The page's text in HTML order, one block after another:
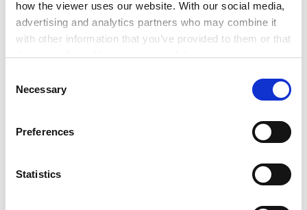
how the viewer uses our website. With our social media,
advertising and analytics partners who may combine it
with other information that you’ve provided to them or that
they’ve collected from your use of their services.
Google Analytics, Google Search Console
Marketo
link]
Selection
Necessary
Preferences
Statistics
VIEW ALL